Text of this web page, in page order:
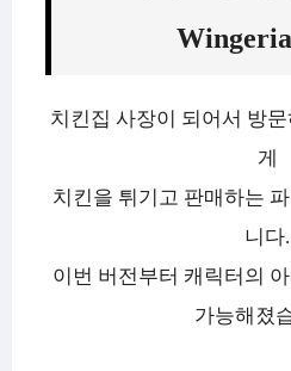
치킨집 사장이 되어서 방
게
치킨을 튀기고 판매하는
니다.
이번 버전부터 캐릭터의
가능해졌